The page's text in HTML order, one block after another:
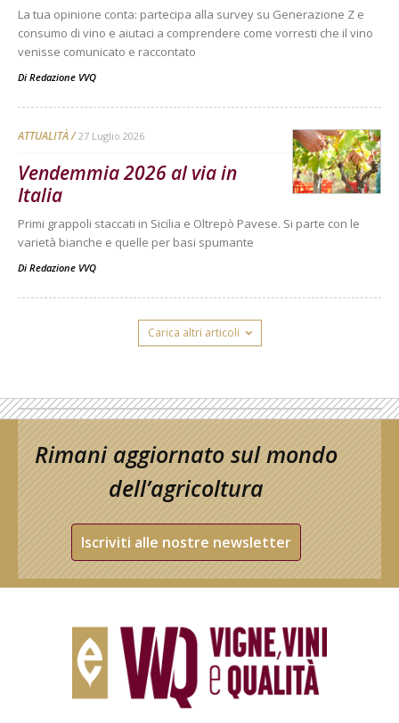
La tua opinione conta: partecipa alla survey su Generazione Z e
consumo di vino e aiutaci a comprendere come vorresti che il vino
venisse comunicato e raccontato
Di Redazione VVQ
ATTUALITÀ 27 Luglio 2026
Vendemmia 2026 al via in
Italia
Primi grappoli staccati in Sicilia e Oltrepò Pavese. Si parte con le
varietà bianche e quelle per basi spumante
Di Redazione VVQ
Carica altri articoli
Rimani aggiornato sul mondo
dell’agricoltura
Iscriviti alle nostre newsletter